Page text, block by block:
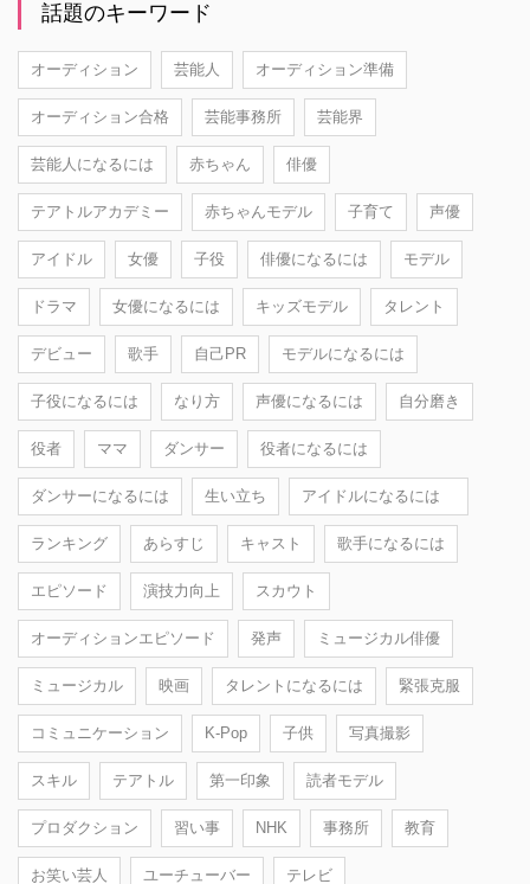
話題のキーワード
オーディション 芸能人 オーディション準備
オーディション合格 芸能事務所 芸能界
芸能人になるには 赤ちゃん 俳優
テアトルアカデミー 赤ちゃんモデル 子育て 声優
アイドル 女優 子役 俳優になるには モデル
ドラマ 女優になるには キッズモデル タレント
デビュー 歌手 自己PR モデルになるには
子役になるには なり方 声優になるには 自分磨き
役者 ママ ダンサー 役者になるには
ダンサーになるには 生い立ち アイドルになるには
ランキング あらすじ キャスト 歌手になるには
エピソード 演技力向上 スカウト
オーディションエピソード 発声 ミュージカル俳優
ミュージカル 映画 タレントになるには 緊張克服
コミュニケーション K-Pop 子供 写真撮影
スキル テアトル 第一印象 読者モデル
プロダクション 習い事 NHK 事務所 教育
お笑い芸人 ユーチューバー テレビ